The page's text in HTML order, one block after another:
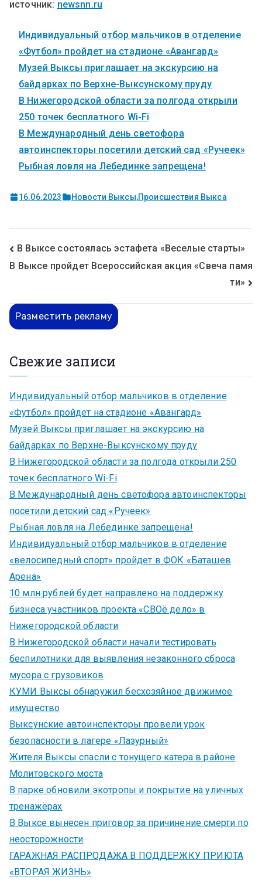
источник: newsnn.ru
Индивидуальный отбор мальчиков в отделение
«Футбол» пройдет на стадионе «Авангард»
Музей Выксы приглашает на экскурсию на
байдарках по Верхне-Выксунскому пруду
В Нижегородской области за полгода открыли
250 точек бесплатного Wi-Fi
В Международный день светофора
автоинспекторы посетили детский сад «Ручеек»
Рыбная ловля на Лебединке запрещена!
16.06.2023 Новости Выксы,Происшествия Выкса
В Выксе состоялась эстафета «Веселые старты»
В Выксе пройдет Всероссийская акция «Свеча памя
ти»
Разместить рекламу
Свежие записи
Индивидуальный отбор мальчиков в отделение
«Футбол» пройдет на стадионе «Авангард»
Музей Выксы приглашает на экскурсию на
байдарках по Верхне-Выксунскому пруду
В Нижегородской области за полгода открыли 250
точек бесплатного Wi-Fi
В Международный день светофора автоинспекторы
посетили детский сад «Ручеек»
Рыбная ловля на Лебединке запрещена!
Индивидуальный отбор мальчиков в отделение
«велосипедный спорт» пройдет в ФОК «Баташев
Арена»
10 млн рублей будет направлено на поддержку
бизнеса участников проекта «СВОё дело» в
Нижегородской области
В Нижегородской области начали тестировать
беспилотники для выявления незаконного сброса
мусора с грузовиков
КУМИ Выксы обнаружил бесхозяйное движимое
имущество
Выксунские автоинспекторы провели урок
безопасности в лагере «Лазурный»
Жителя Выксы спасли с тонущего катера в районе
Молитовского моста
В парке обновили экотропы и покрытие на уличных
тренажёрах
В Выксе вынесен приговор за причинение смерти по
неосторожности
ГАРАЖНАЯ РАСПРОДАЖА В ПОДДЕРЖКУ ПРИЮТА
«ВТОРАЯ ЖИЗНЬ»